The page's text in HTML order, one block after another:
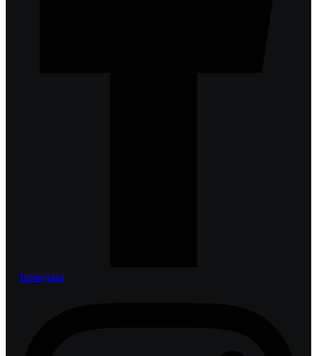
Instagram